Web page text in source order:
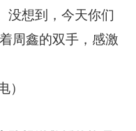
没想到，今天你们
周鑫的双手，感激
电）